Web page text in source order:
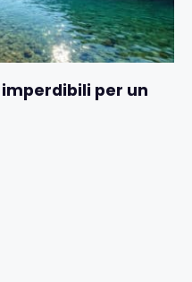
per un